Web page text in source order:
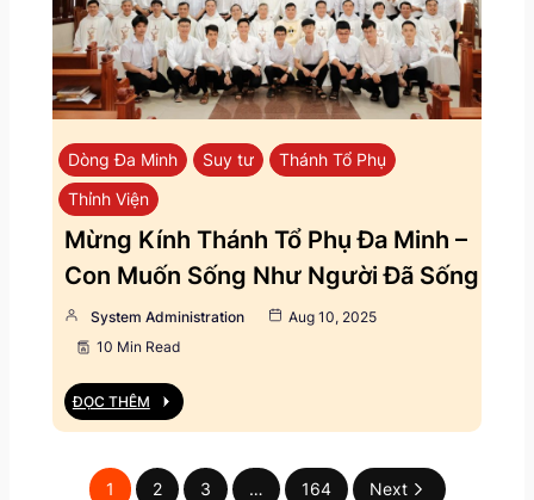
Dòng Đa Minh Suy tư
Thánh Tổ Phụ
Thỉnh Viện
Mừng Kính Thánh Tổ Phụ Đa Minh –
Con Muốn Sống Như Người Đã Sống
System Administration
Aug 10, 2025
10 Min Read
ĐỌC THÊM
1 2 3 … 164 Next